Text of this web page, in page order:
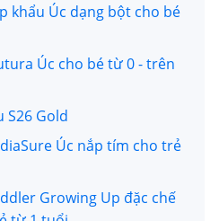
khẩu Úc dạng bột cho bé
Úc cho bé từ 0 - trên
S26 Gold
Úc nắp tím cho trẻ
Growing Up đặc chế